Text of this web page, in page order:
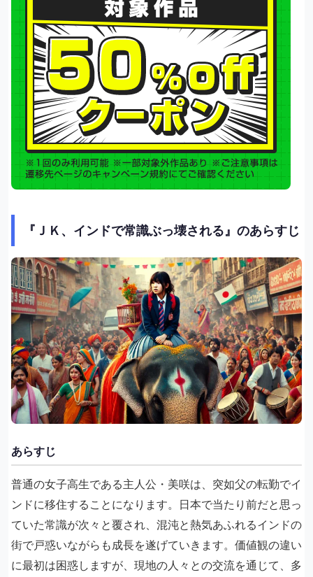
『ＪＫ、インドで常識ぶっ壊される』のあらすじ
あらすじ
普通の女子高生である主人公・美咲は、突如父の転勤でイ
ンドに移住することになります。日本で当たり前だと思っ
ていた常識が次々と覆され、混沌と熱気あふれるインドの
街で戸惑いながらも成長を遂げていきます。価値観の違い
に最初は困惑しますが、現地の人々との交流を通じて、多